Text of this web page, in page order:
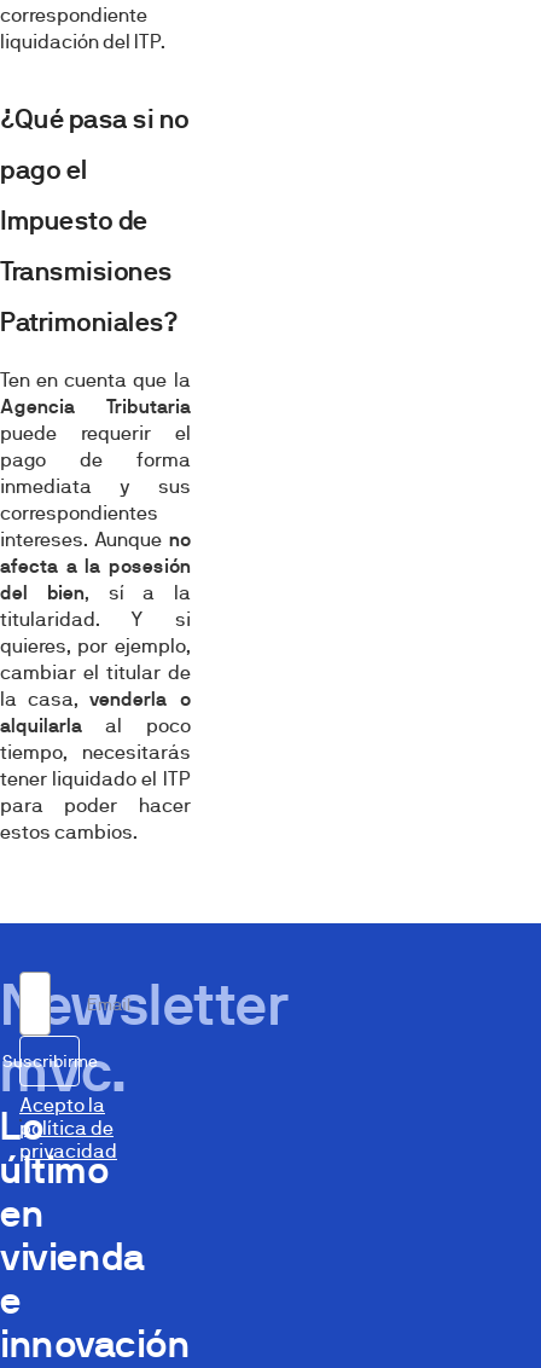
correspondiente
liquidación del ITP.
¿Qué pasa si no
pago el
Impuesto de
Transmisiones
Patrimoniales?
Ten en cuenta que la
Agencia Tributaria
puede requerir el
pago de forma
inmediata y sus
correspondientes
intereses. Aunque no
afecta a la posesión
del bien, sí a la
titularidad. Y si
quieres, por ejemplo,
cambiar el titular de
la casa,venderla o
alquilarla al poco
tiempo, necesitarás
tener liquidado el ITP
para poder hacer
estos cambios.
Newsletter
mvc.
Lo
último
en
vivienda
e
innovación
Email
Suscribirme
Acepto la
política de
privacidad